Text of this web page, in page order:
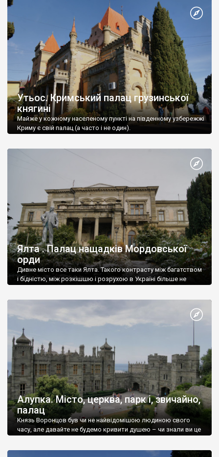
Утьос. Кримський палац грузинської
княгині
Майже у кожному населеному пункті на південному узбережжі
Криму є свій палац (а часто і не один).
Ялта . Палац нащадків Мордовської
орди
Дивне місто все таки Ялта. Такого контрасту між багатством
і бідністю, між розкішшю і розрухою в Україні більше не
Алупка. Місто, церква, парк і, звичайно,
палац
Князь Воронцов був чи не найвідомішою людиною свого
часу, але давайте не будемо кривити душею – чи знали ви це